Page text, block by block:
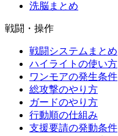
洗脳まとめ
戦闘・操作
戦闘システムまとめ
ハイライトの使い方
ワンモアの発生条件
総攻撃のやり方
ガードのやり方
行動順の仕組み
支援要請の発動条件